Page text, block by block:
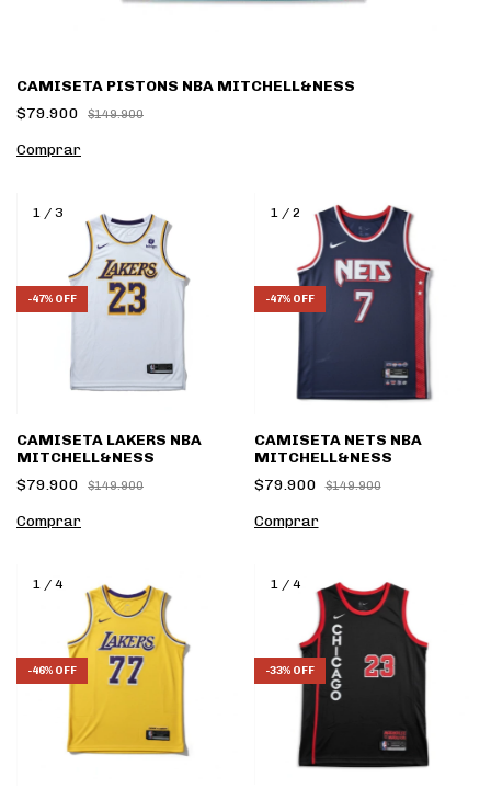
CAMISETA PISTONS NBA MITCHELL&NESS
$79.900
$149.900
Comprar
1 / 3
-47% OFF
CAMISETA LAKERS NBA
MITCHELL&NESS
$79.900
$149.900
Comprar
1/ 2
-47% OFF
CAMISETA NETS NBA
MITCHELL&NESS
$79.900
$149.900
Comprar
1 / 4
-46% OFF
1/ 4
-33% OFF